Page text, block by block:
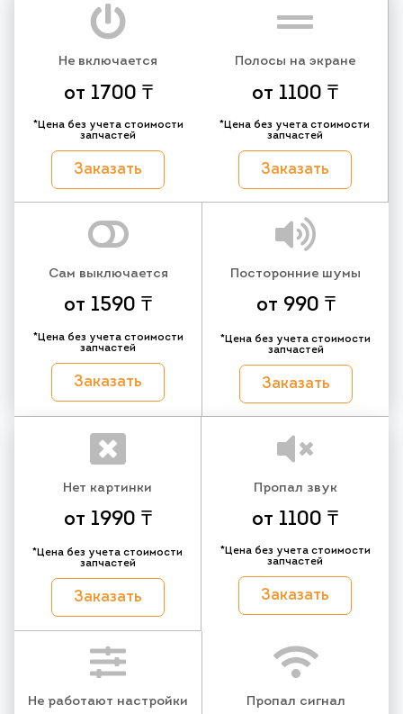
Не включается
от 1700 ₸
*Цена без учета стоимости
запчастей
Заказать
Полосы на экране
от 1100 ₸
*Цена без учета стоимости
запчастей
Заказать
Сам выключается
от 1590 ₸
*Цена без учета стоимости
запчастей
Заказать
Посторонние шумы
от 990 ₸
*Цена без учета стоимости
запчастей
Заказать
Нет картинки
от 1990 ₸
*Цена без учета стоимости
запчастей
Заказать
Пропал звук
от 1100 ₸
*Цена без учета стоимости
запчастей
Заказать
Не работают настройки Пропал сигнал